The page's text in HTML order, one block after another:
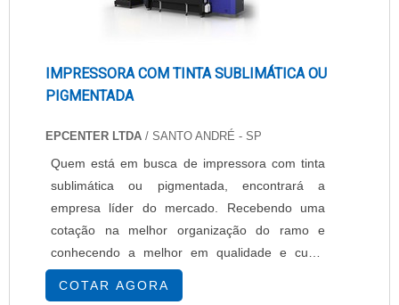
IMPRESSORA COM TINTA SUBLIMÁTICA OU
PIGMENTADA
EPCENTER LTDA / SANTO ANDRÉ - SP
Quem está em busca de impressora com tinta
sublimática ou pigmentada, encontrará a
empresa líder do mercado. Recebendo uma
cotação na melhor organização do ramo e
conhecendo a melhor em qualidade e custo
benefício.MAIS SOBRE IMPRESSORA COM
TINTA SUBLIMÁTICA OU PIGMENTADASe
COTAR AGORA